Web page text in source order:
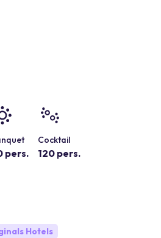
pers.
Cocktail
120 pers.
Hotels